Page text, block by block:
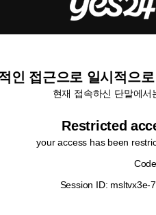
인 접근으로 일시적으
현재 접속하신 단말에서
Restricted
your access has been
Session ID: msltvx3e-